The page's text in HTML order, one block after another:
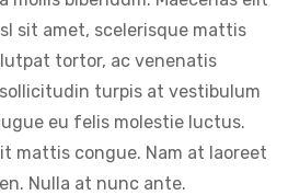
sit amet, scelerisque mattis
tortor, ac venenatis
turpis at vestibulum
eu felis molestie luctus.
mattis congue. Nam at laoreet
Nulla at nunc ante.